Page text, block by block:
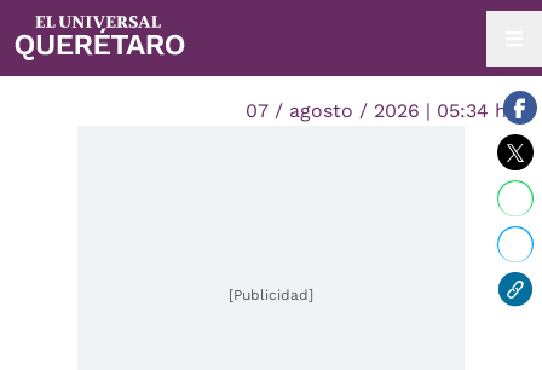
07 / agosto / 2026 | 05:34 hrs.
[Publicidad]